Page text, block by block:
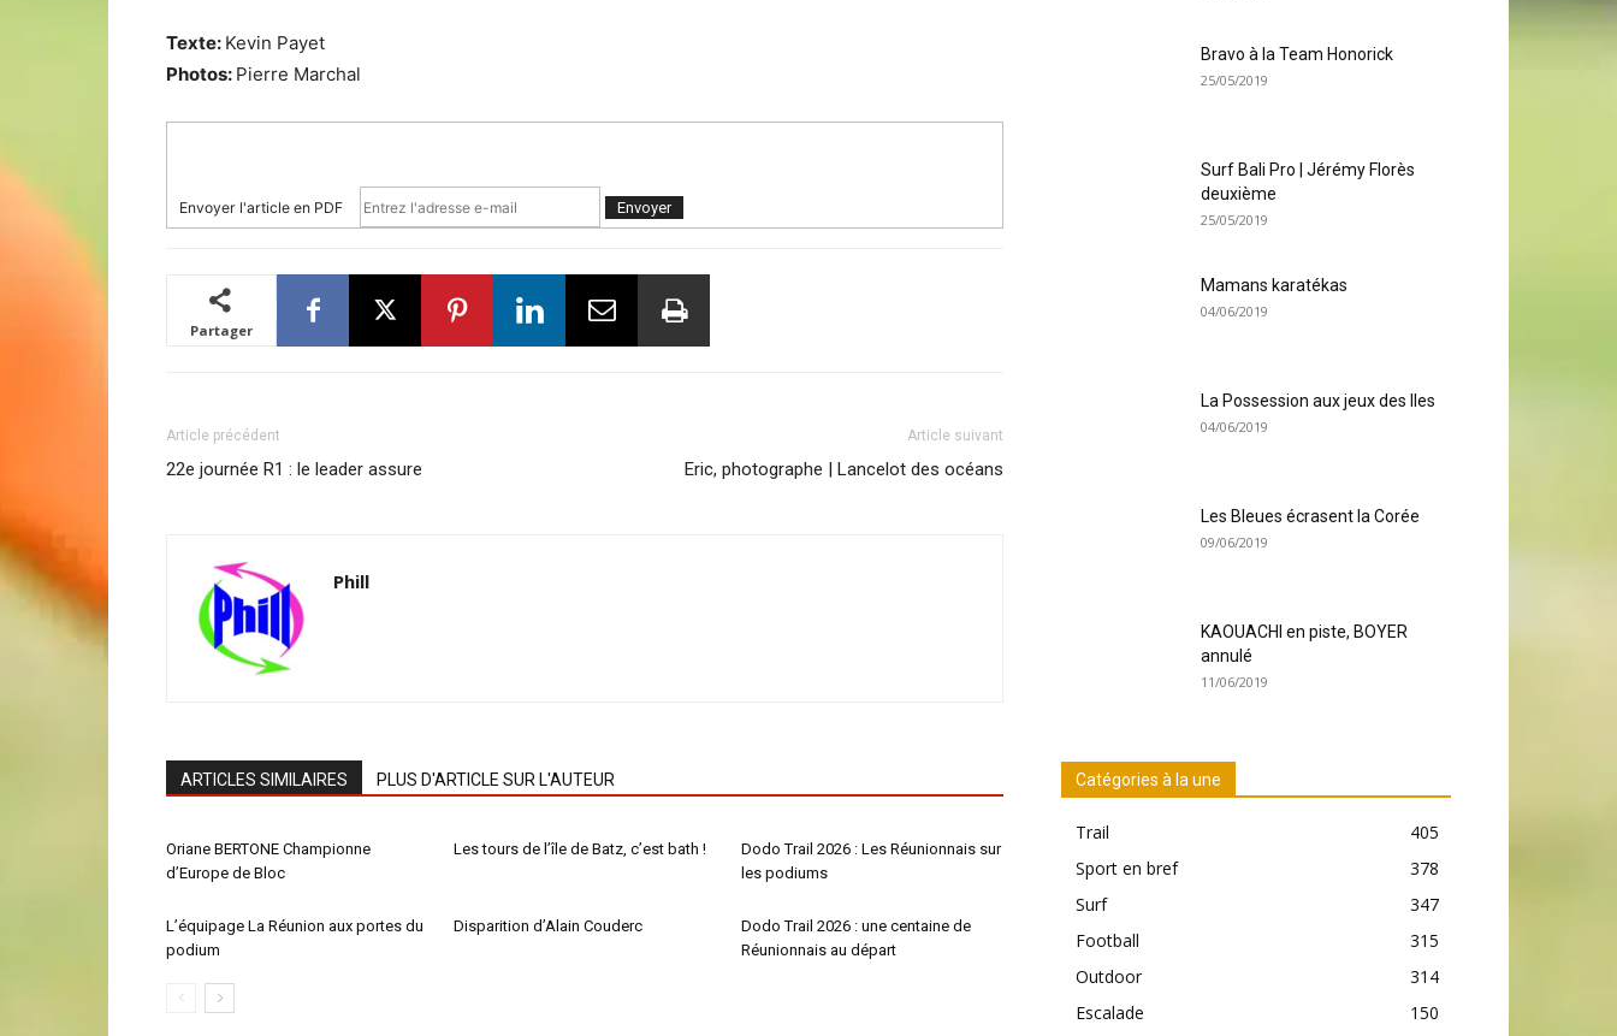
Texte: Kevin Payet
Photos: Pierre Marchal
Envoyer l'article en PDF
Partager
Article précédent
22e journée R1 : le leader assure
Article suivant
Eric, photographe | Lancelot des océans
Phill
ARTICLES SIMILAIRES PLUS D'ARTICLE SUR L'AUTEUR
Oriane BERTONE Championne
d’Europe de Bloc
Les tours de l’île de Batz, c’est bath !
Dodo Trail 2026 : Les Réunionnais sur
les podiums
L’équipage La Réunion aux portes du
podium
Disparition d’Alain Couderc
Dodo Trail 2026 : une centaine de
Réunionnais au départ
Bravo à la Team Honorick
25/05/2019
Surf Bali Pro | Jérémy Florès
deuxième
25/05/2019
Mamans karatékas
04/06/2019
La Possession aux jeux des Iles
04/06/2019
Les Bleues écrasent la Corée
09/06/2019
KAOUACHI en piste, BOYER
annulé
11/06/2019
Catégories à la une
Trail
405
Sport en bref
378
Surf
347
Football
315
Outdoor
314
Escalade
150